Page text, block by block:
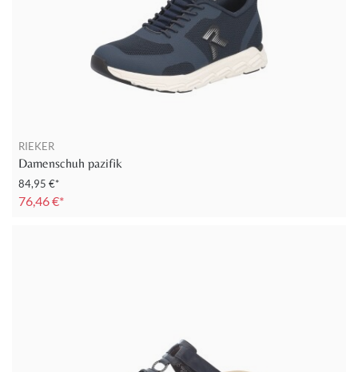
RIEKER
Damenschuh pazifik
84,95 €*
76,46 €*